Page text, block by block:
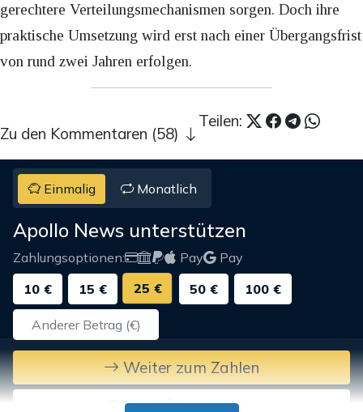
gerechtere Verteilungsmechanismen sorgen. Doch ihre
praktische Umsetzung wird erst nach einer Übergangsfrist
von rund zwei Jahren erfolgen.
Teilen:
Zu den Kommentaren (58)
Einmalig Monatlich
Apollo News unterstützen
Zahlungsoptionen: Pay
Pay
10 €
15 € 25 € 50 € 100 €
Weiter zum Zahlen
Bank-Überweisung